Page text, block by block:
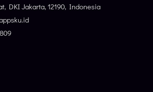
DKI Jakarta, 12190, Indonesia